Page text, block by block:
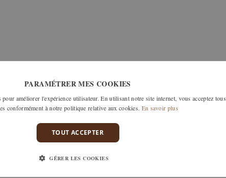
PARAMÉTRER MES COOKIES
améliorer l'expérience utilisateur. En utilisant notre site internet, vous acceptez tous
conformément à notre politique relative aux cookies. En savoir plus
TOUT ACCEPTER
GÉRER LES COOKIES